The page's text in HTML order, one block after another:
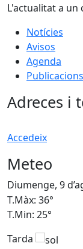
L'actualitat a un
Notícies
Avisos
Agenda
Publicacions
Adreces i
Accedeix
Meteo
Diumenge, 9
T.Màx: 36°
T.Min: 25°
Tarda